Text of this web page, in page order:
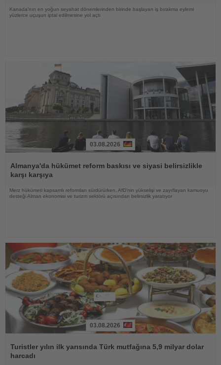
Kanada'nın en yoğun seyahat dönemlerinden birinde başlayan iş bırakma eylemi
yüzlerce uçuşun iptal edilmesine yol açtı
Oku
03.08.2026
Almanya'da hükümet reform baskısı ve siyasi belirsizlikle
karşı karşıya
Merz hükümeti kapsamlı reformları sürdürürken, AfD'nin yükselişi ve zayıflayan kamuoyu
desteği Alman ekonomisi ve turizm sektörü açısından belirsizlik yaratıyor
Oku
03.08.2026
Turistler yılın ilk yarısında Türk mutfağına 5,9 milyar dolar
harcadı